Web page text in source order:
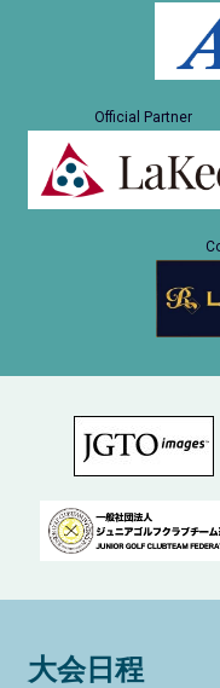
Official Partner
大会日程